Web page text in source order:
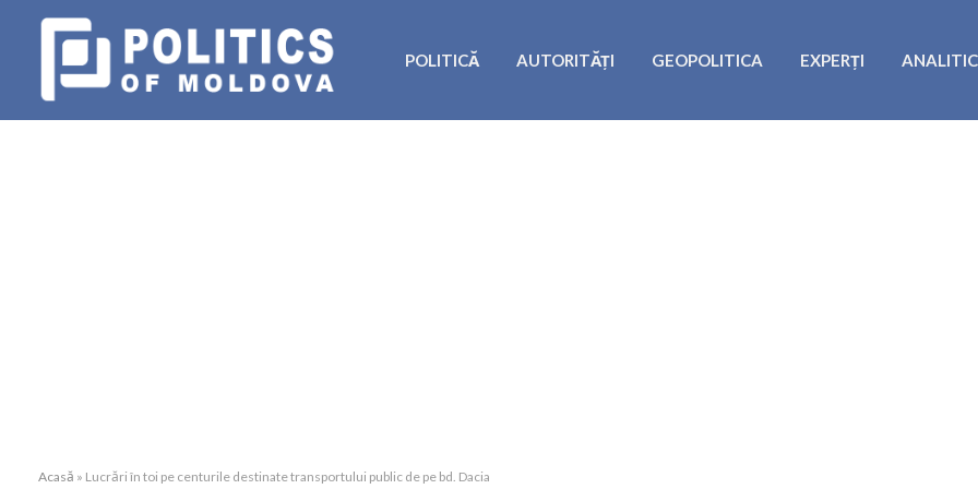
POLITICĂ AUTORITĂȚI GEOPOLITICA EXPERȚI
Acasă » Lucrări în toi pe centurile destinate transportului public de pe bd. Dacia